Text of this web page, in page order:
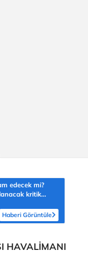
edecek mi?
kritik
Haberi Görüntüle
HAVALİMANI